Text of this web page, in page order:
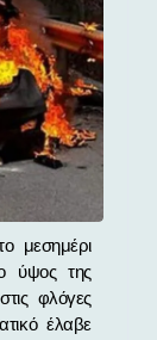
ύψος της
φλόγες
έλαβε